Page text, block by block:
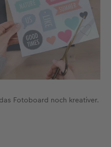
Fotoboard noch kreativer.